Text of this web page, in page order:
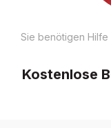
Sie benötigen
Kostenlose